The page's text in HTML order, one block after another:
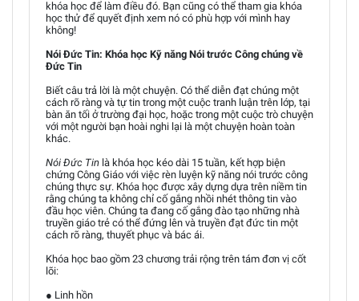
khóa học để làm điều đó. Bạn cũng có thể tham gia khóa
học thử để quyết định xem nó có phù hợp với mình hay
không!
Nói Đức Tin: Khóa học Kỹ năng Nói trước Công chúng về
Đức Tin
Biết câu trả lời là một chuyện. Có thể diễn đạt chúng một
cách rõ ràng và tự tin trong một cuộc tranh luận trên lớp, tại
bàn ăn tối ở trường đại học, hoặc trong một cuộc trò chuyện
với một người bạn hoài nghi lại là một chuyện hoàn toàn
khác.
Nói Đức Tin là khóa học kéo dài 15 tuần, kết hợp biện
chứng Công Giáo với việc rèn luyện kỹ năng nói trước công
chúng thực sự. Khóa học được xây dựng dựa trên niềm tin
rằng chúng ta không chỉ cố gắng nhồi nhét thông tin vào
đầu học viên. Chúng ta đang cố gắng đào tạo những nhà
truyền giáo trẻ có thể đứng lên và truyền đạt đức tin một
cách rõ ràng, thuyết phục và bác ái.
Khóa học bao gồm 23 chương trải rộng trên tám đơn vị cốt
lõi:
● Linh hồn